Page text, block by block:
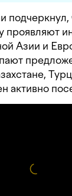
подчеркнул,
проявляют
Азии и
активно